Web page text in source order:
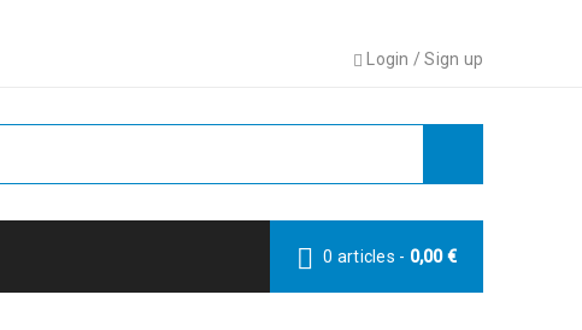
Login /Sign up
0 articles - 0,00€